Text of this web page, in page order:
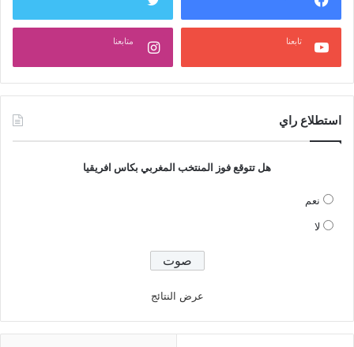
تابعنا متابعنا
استطلاع راي
هل تتوقع فوز المنتخب المغربي بكاس افريقيا
نعم
لا
عرض النتائج